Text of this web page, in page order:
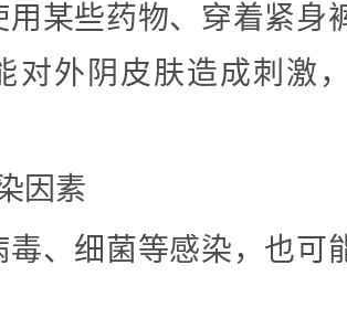
用某些药物、穿着紧身
对外阴皮肤造成刺激
因素
毒、细菌等感染，也可